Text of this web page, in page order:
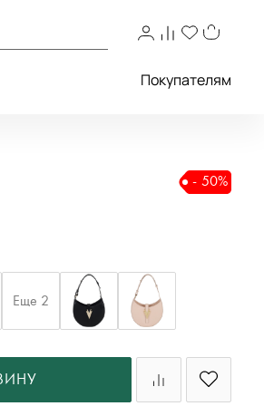
Покупателям
- 50%
Еще 2